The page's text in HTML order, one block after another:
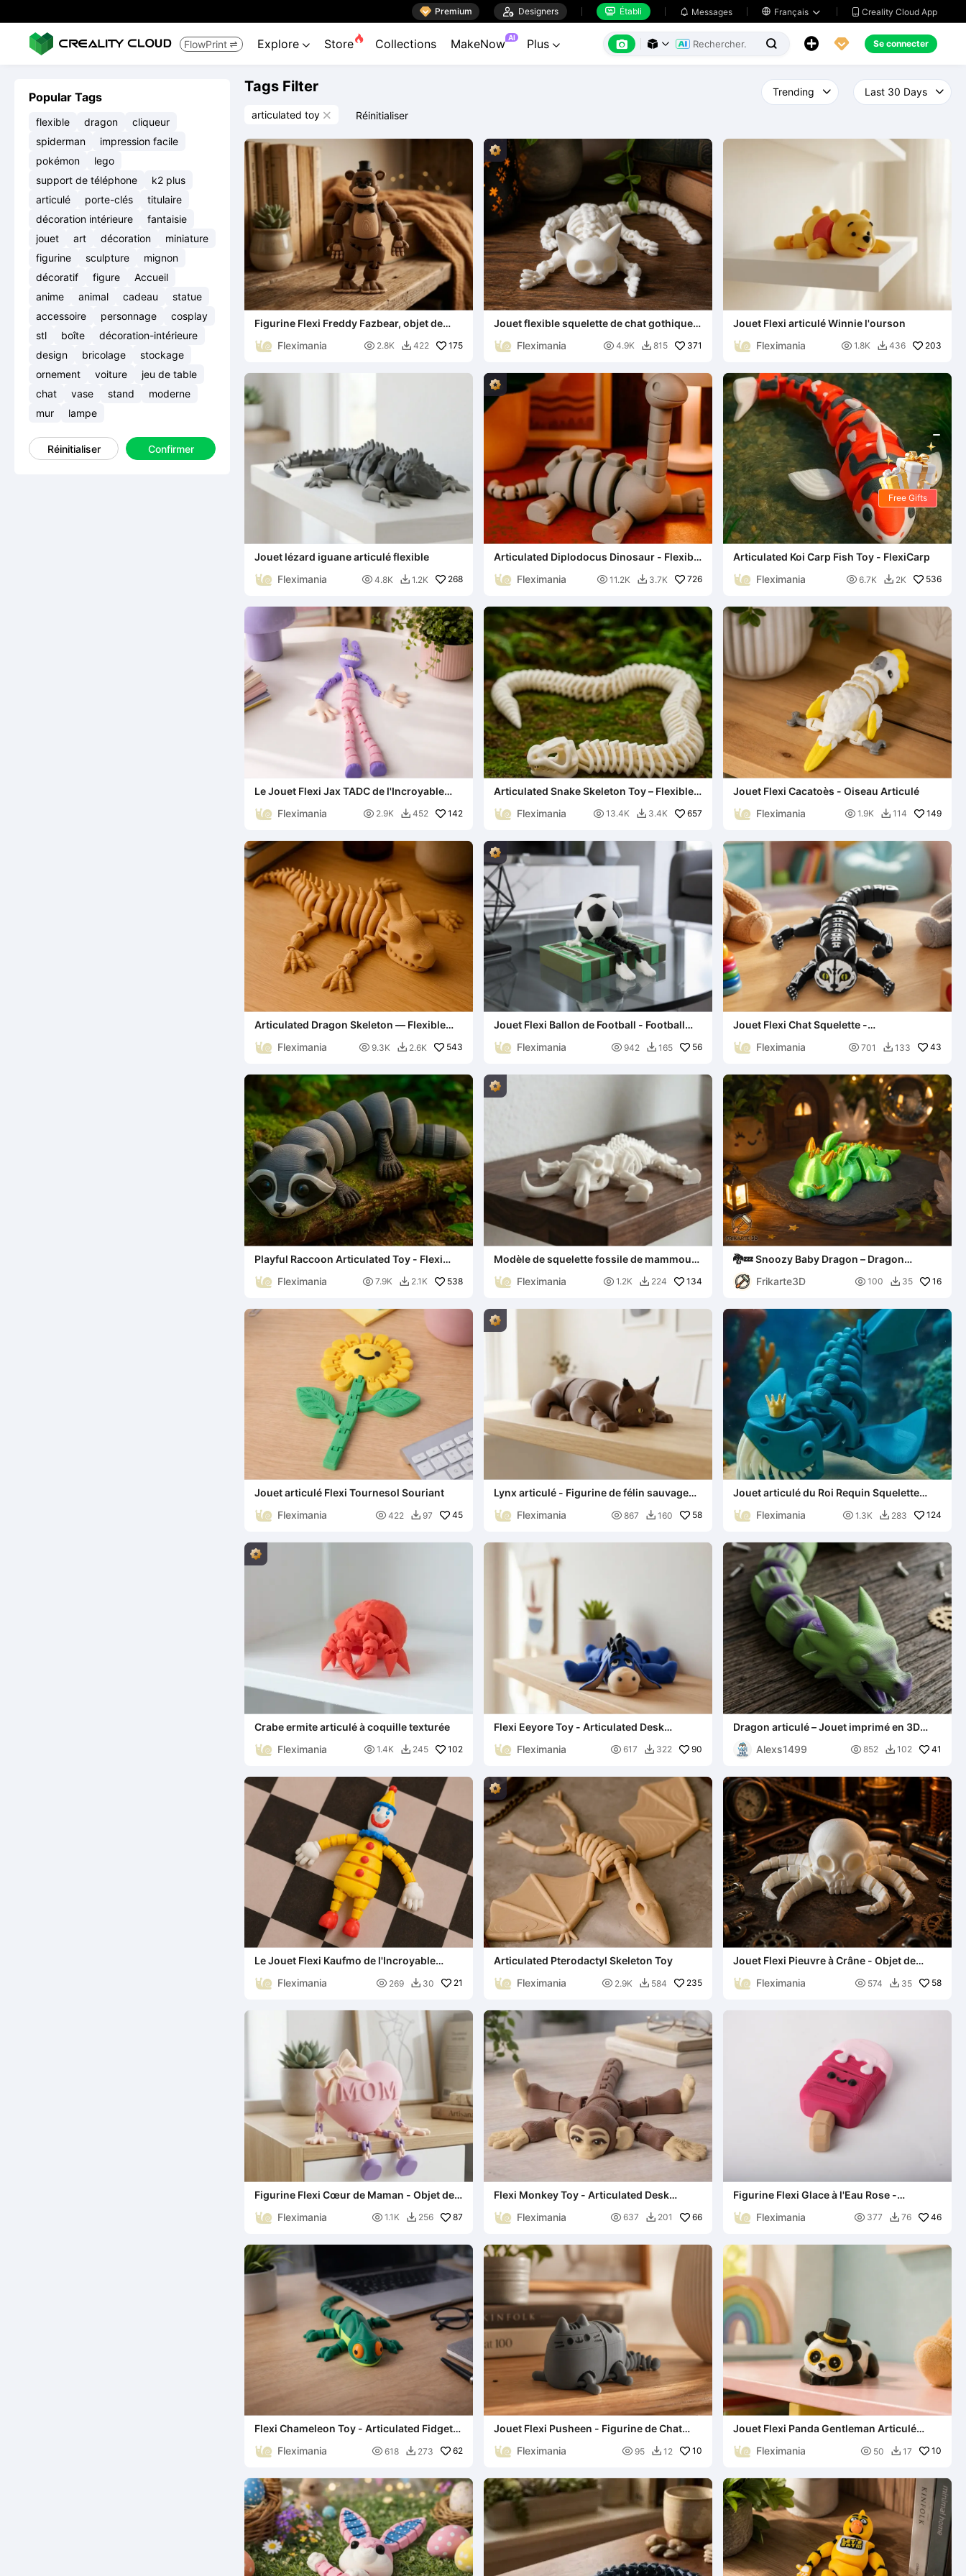
 Premium  Designers  Établi  Messages  Français   Creality Cloud App
FlowPrint  Explore  Store Collections MakeNow AI Plus        Se connecter
Popular Tags
flexible dragon
cliqueur
spiderman
impression facile
pokémon
lego
support de téléphone
k2 plus
articulé
porte-clés
titulaire
décoration intérieure
fantaisie
jouet
art décoration
miniature
figurine
sculpture
mignon
décoratif
figure
Accueil
anime
animal cadeau
statue
accessoire
personnage
cosplay
stl
boîte
décoration-intérieure
design
bricolage
stockage
ornement
voiture
jeu de table
chat
vase stand
moderne
mur
lampe
Réinitialiser Confirmer
Tags Filter
articulated toy  Réinitialiser
Figurine Flexi Freddy Fazbear, objet de
Fleximania
 2.8K  422 175
Jouet flexible squelette de chat gothique
Fleximania
 4.9K  815 371
Jouet Flexi articulé Winnie l'ourson
Fleximania
 1.8K  436 203
Jouet lézard iguane articulé flexible
Fleximania
 4.8K  1.2K 268
Articulated Diplodocus Dinosaur - Flexible
Fleximania
 11.2K  3.7K 726
Articulated Koi Carp Fish Toy - FlexiCarp
Fleximania
 6.7K  2K 536
Le Jouet Flexi Jax TADC de l'Incroyable
Fleximania
 2.9K  452 142
Articulated Snake Skeleton Toy – Flexible
Fleximania
 13.4K  3.4K 657
Jouet Flexi Cacatoès - Oiseau Articulé
Fleximania
 1.9K  114 149
Articulated Dragon Skeleton — Flexible
Fleximania
 9.3K  2.6K 543
Jouet Flexi Ballon de Football - Football
Fleximania
 942  165 56
Jouet Flexi Chat Squelette -
Fleximania
 701  133 43
Playful Raccoon Articulated Toy - Flexi
Fleximania
 7.9K  2.1K 538
Modèle de squelette fossile de mammouth
Fleximania
 1.2K  224 134
🐉💤 Snoozy Baby Dragon – Dragon
Frikarte3D
 100  35 16
Jouet articulé Flexi Tournesol Souriant
Fleximania
 422  97 45
Lynx articulé - Figurine de félin sauvage
Fleximania
 867  160 58
Jouet articulé du Roi Requin Squelette
Fleximania
 1.3K  283 124
Crabe ermite articulé à coquille texturée
Fleximania
 1.4K  245 102
Flexi Eeyore Toy - Articulated Desk
Fleximania
 617  322 90
Dragon articulé – Jouet imprimé en 3D
Alexs1499
 852  102 41
Le Jouet Flexi Kaufmo de l'Incroyable
Fleximania
 269  30 21
Articulated Pterodactyl Skeleton Toy
Fleximania
 2.9K  584 235
Jouet Flexi Pieuvre à Crâne - Objet de
Fleximania
 574  35 58
Figurine Flexi Cœur de Maman - Objet de
Fleximania
 1.1K  256 87
Flexi Monkey Toy - Articulated Desk
Fleximania
 637  201 66
Figurine Flexi Glace à l'Eau Rose -
Fleximania
 377  76 46
Flexi Chameleon Toy - Articulated Fidget
Fleximania
 618  273 62
Jouet Flexi Pusheen - Figurine de Chat
Fleximania
 95  12 10
Jouet Flexi Panda Gentleman Articulé
Fleximania
 50  17 10
Free Gifts